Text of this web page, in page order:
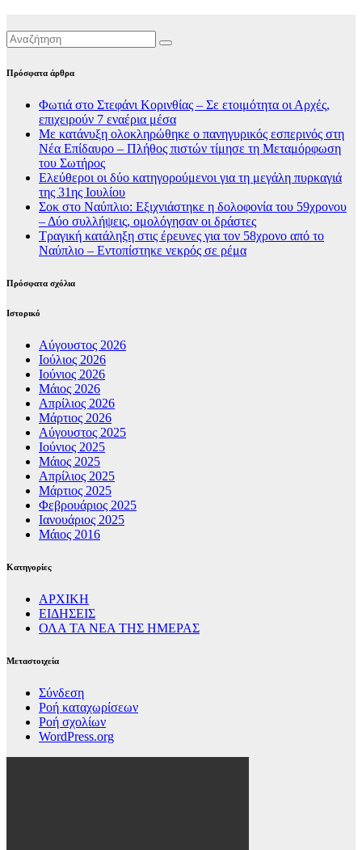
Πρόσφατα άρθρα
Φωτιά στο Στεφάνι Κορινθίας – Σε ετοιμότητα οι Αρχές,
επιχειρούν 7 εναέρια μέσα
Με κατάνυξη ολοκληρώθηκε ο πανηγυρικός εσπερινός στη
Νέα Επίδαυρο – Πλήθος πιστών τίμησε τη Μεταμόρφωση
του Σωτήρος
Ελεύθεροι οι δύο κατηγορούμενοι για τη μεγάλη πυρκαγιά
της 31ης Ιουλίου
Σοκ στο Ναύπλιο: Εξιχνιάστηκε η δολοφονία του 59χρονου
– Δύο συλλήψεις, ομολόγησαν οι δράστες
Τραγική κατάληξη στις έρευνες για τον 58χρονο από το
Ναύπλιο – Εντοπίστηκε νεκρός σε ρέμα
Πρόσφατα σχόλια
Ιστορικό
Αύγουστος 2026
Ιούλιος 2026
Ιούνιος 2026
Μάιος 2026
Απρίλιος 2026
Μάρτιος 2026
Αύγουστος 2025
Ιούνιος 2025
Μάιος 2025
Απρίλιος 2025
Μάρτιος 2025
Φεβρουάριος 2025
Ιανουάριος 2025
Μάιος 2016
Kατηγορίες
ΑΡΧΙΚΗ
ΕΙΔΗΣΕΙΣ
ΟΛΑ ΤΑ ΝΕΑ ΤΗΣ ΗΜΕΡΑΣ
Μεταστοιχεία
Σύνδεση
Ροή καταχωρίσεων
Ροή σχολίων
WordPress.org